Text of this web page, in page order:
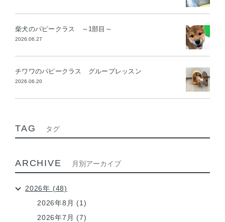
柴犬のパピークラス ～1部目～
2026.06.27
チワワのパピークラス グループレッスン
2026.06.20
TAG タグ
ARCHIVE 月別アーカイブ
2026年 (48)
2026年8月 (1)
2026年7月 (7)